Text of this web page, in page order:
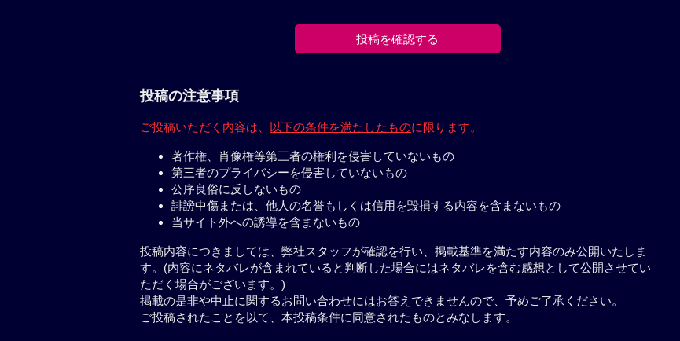
投稿の注意事項
ご投稿いただく内容は、 以下の条件を満たしたものに限ります。
著作権、肖像権等第三者の権利を侵害していないもの
第三者のプライバシーを侵害していないもの
公序良俗に反しないもの
誹謗中傷または、他人の名誉もしくは信用を毀損する内容を含まないもの
当サイト外への誘導を含まないもの
投稿内容につきましては、弊社スタッフが確認を行い、掲載基準を満たす内容のみ公開いたしま
す。(内容にネタバレが含まれていると判断した場合にはネタバレを含む感想として公開させてい
ただく場合がございます。)
掲載の是非や中止に関するお問い合わせにはお答えできませんので、予めご了承ください。
ご投稿されたことを以て、本投稿条件に同意されたものとみなします。